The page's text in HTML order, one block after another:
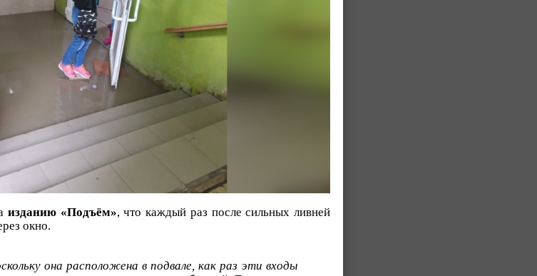
изданию «Подъём», что каждый раз после сильных ливней
окно.
она расположена в подвале, как раз эти входы